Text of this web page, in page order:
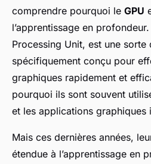
comprendre pourquoi le GPU
l’apprentissage en
Processing Unit, est une sorte
spécifiquement conçu pour
graphiques rapidement et
pourquoi ils sont souvent
et les applications graphiques
Mais ces dernières années,
étendue à l’apprentissage en